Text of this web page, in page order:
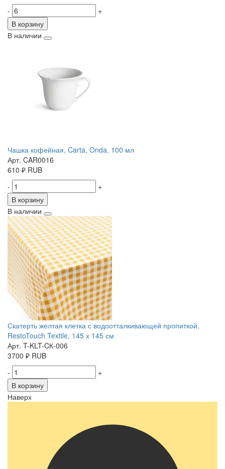
-
+
В корзину
В наличии
Чашка кофейная, Carta, Onda, 100 мл
Арт. CAR0016
610 ₽ RUB
-
+
В корзину
В наличии
Скатерть желтая клетка с водоотталкивающей пропиткой,
RestoTouch Textile, 145 х 145 см
Арт. T-KLT-CК-006
3700 ₽ RUB
-
+
В корзину
Наверх